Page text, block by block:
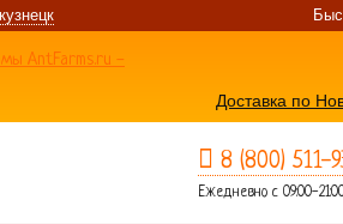
Доставка по
8 (800) 511-
Ежедневно с 09:00-